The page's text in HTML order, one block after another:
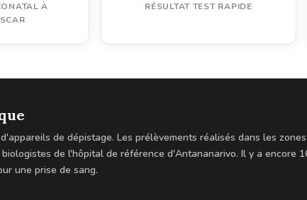
À
RÉSULTAT TEST RAPIDE
de dépistage. Les prélèvements réalisés dans les
de l'hôpital de référence d'Antananarivo. Il y a encore
une prise de sang.